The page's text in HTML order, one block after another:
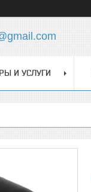
И УСЛУГИ